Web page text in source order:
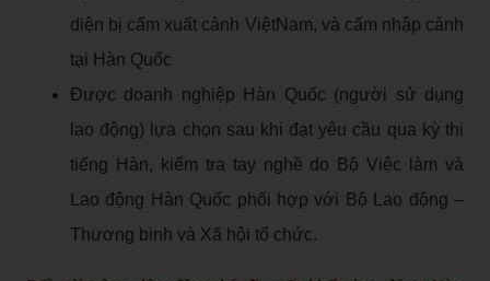
diện bị cấm xuất cảnh ViệtNam, và cấm nhập cảnh
tại Hàn Quốc
Được doanh nghiệp Hàn Quốc (người sử dụng
lao động) lựa chọn sau khi đạt yêu cầu qua kỳ thi
tiếng Hàn, kiểm tra tay nghề do Bộ Việc làm và
Lao động Hàn Quốc phối hợp với Bộ Lao động –
Thương binh và Xã hội tổ chức.